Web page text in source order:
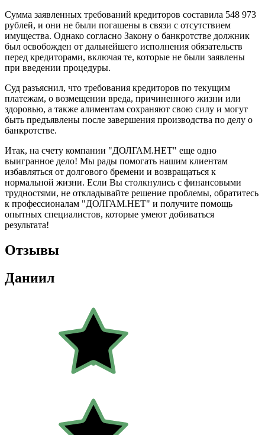
Сумма заявленных требований кредиторов составила 548 973
рублей, и они не были погашены в связи с отсутствием
имущества. Однако согласно Закону о банкротстве должник
был освобожден от дальнейшего исполнения обязательств
перед кредиторами, включая те, которые не были заявлены
при введении процедуры.
Суд разъяснил, что требования кредиторов по текущим
платежам, о возмещении вреда, причиненного жизни или
здоровью, а также алиментам сохраняют свою силу и могут
быть предъявлены после завершения производства по делу о
банкротстве.
Итак, на счету компании "ДОЛГАМ.НЕТ" еще одно
выигранное дело! Мы рады помогать нашим клиентам
избавляться от долгового бремени и возвращаться к
нормальной жизни. Если Вы столкнулись с финансовыми
трудностями, не откладывайте решение проблемы, обратитесь
к профессионалам "ДОЛГАМ.НЕТ" и получите помощь
опытных специалистов, которые умеют добиваться
результата!
Отзывы
Даниил